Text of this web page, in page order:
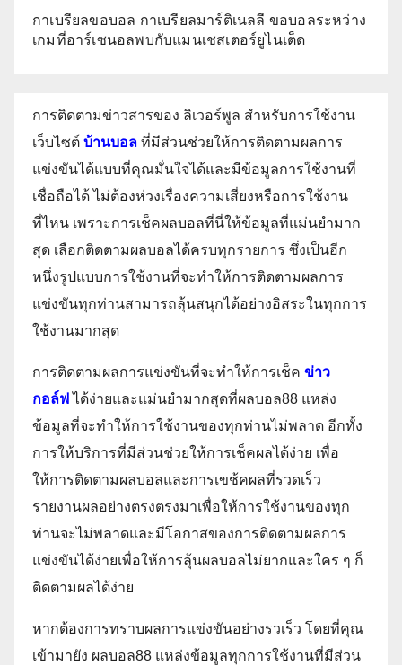
กาเบรียลขอบอล กาเบรียลมาร์ติเนลลี ขอบอลระหว่าง
เกมที่อาร์เซนอลพบกับแมนเชสเตอร์ยูไนเต็ด
การติดตามข่าวสารของ ลิเวอร์พูล สำหรับการใช้งาน
เว็บไซต์ บ้านบอล ที่มีส่วนช่วยให้การติดตามผลการ
แข่งขันได้แบบที่คุณมั่นใจได้และมีข้อมูลการใช้งานที่
เชื่อถือได้ ไม่ต้องห่วงเรื่องความเสี่ยงหรือการใช้งาน
ที่ไหน เพราะการเช็คผลบอลที่นี่ให้ข้อมูลที่แม่นยำมาก
สุด เลือกติดตามผลบอลได้ครบทุกรายการ ซึ่งเป็นอีก
หนึ่งรูปแบบการใช้งานที่จะทำให้การติดตามผลการ
แข่งขันทุกท่านสามารถลุ้นสนุกได้อย่างอิสระในทุกการ
ใช้งานมากสุด
การติดตามผลการแข่งขันที่จะทำให้การเช็ค ข่าว
กอล์ฟ ได้ง่ายและแม่นยำมากสุดที่ผลบอล88 แหล่ง
ข้อมูลที่จะทำให้การใช้งานของทุกท่านไม่พลาด อีกทั้ง
การให้บริการที่มีส่วนช่วยให้การเช็คผลได้ง่าย เพื่อ
ให้การติดตามผลบอลและการเขช้คผลที่รวดเร็ว
รายงานผลอย่างตรงตรงมาเพื่อให้การใช้งานของทุก
ท่านจะไม่พลาดและมีโอกาสของการติดตามผลการ
แข่งขันได้ง่ายเพื่อให้การลุ้นผลบอลไม่ยากและใคร ๆ ก็
ติดตามผลได้ง่าย
หากต้องการทราบผลการแข่งขันอย่างรวเร็ว โดยที่คุณ
เข้ามายัง ผลบอล88 แหล่งข้อมูลทุกการใช้งานที่มีส่วน